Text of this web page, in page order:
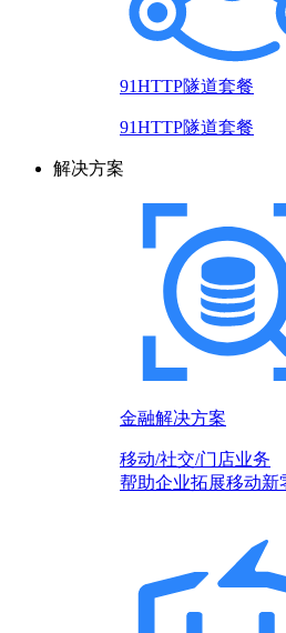
91HTTP隧道套餐
91HTTP隧道套餐
解决方案
金融解决方案
移动/社交/门店业务
帮助企业拓展移动新